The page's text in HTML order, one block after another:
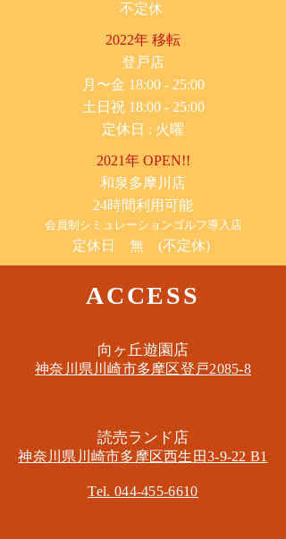
不定休
2022年 移転
​登戸店
月〜金 18:00 - 25:00
土日祝 18:00 - 25:00
​定休日 : 火曜
2021年 OPEN!!
​和泉多摩川店
24時間利用可能
​会員制シミュレーションゴルフ導入店
定休日 無 (不定休)
ACCESS
​向ヶ丘遊園店
神奈川県川崎市多摩区​登戸2085-8
​読売ランド店
神奈川県川崎市多摩区​西生田3-9-22 B1
Tel. 044-455-6610